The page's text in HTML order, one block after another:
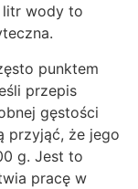
litr wody to
punktem
przepis
gęstości
przyjąć, że jego
g. Jest to
pracę w